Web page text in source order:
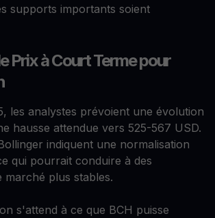
supports importants soient
Prix à Court Terme pour
les analystes prévoient une évolution
hausse attendue vers 525-567 USD.
indiquent une normalisation
qui pourrait conduire à des
marché plus stables.
s'attend à ce que BCH puisse